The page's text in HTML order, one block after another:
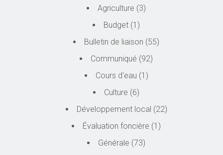
Agriculture (3)
Budget (1)
Bulletin de liaison (55)
Communiqué (92)
Cours d'eau (1)
Culture (6)
Développement local (22)
Évaluation foncière (1)
Générale (73)